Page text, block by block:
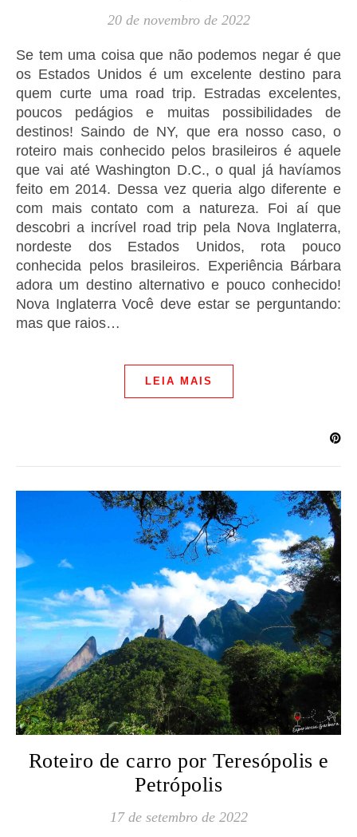
20 de novembro de 2022
Se tem uma coisa que não podemos negar é que
os Estados Unidos é um excelente destino para
quem curte uma road trip. Estradas excelentes,
poucos pedágios e muitas possibilidades de
destinos! Saindo de NY, que era nosso caso, o
roteiro mais conhecido pelos brasileiros é aquele
que vai até Washington D.C., o qual já havíamos
feito em 2014. Dessa vez queria algo diferente e
com mais contato com a natureza. Foi aí que
descobri a incrível road trip pela Nova Inglaterra,
nordeste dos Estados Unidos, rota pouco
conhecida pelos brasileiros. Experiência Bárbara
adora um destino alternativo e pouco conhecido!
Nova Inglaterra Você deve estar se perguntando:
mas que raios…
LEIA MAIS
Roteiro de carro por Teresópolis e
Petrópolis
17 de setembro de 2022